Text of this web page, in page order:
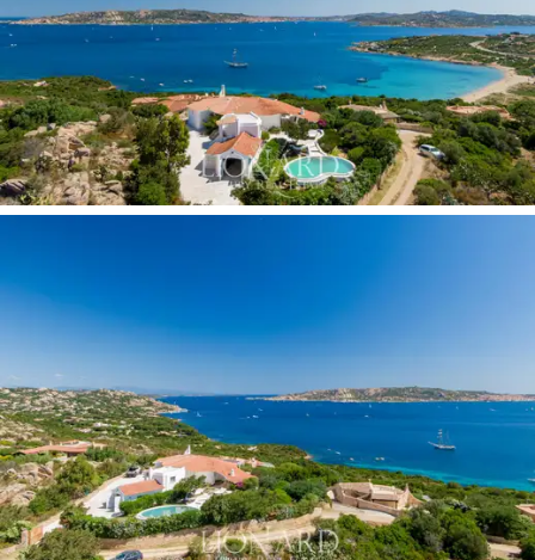
Construida según el gusto local tradicional, la estructura
recuerda en el estilo arquitectónico las construcciones
más bellas de Porto Rafael. En sus 300 metros
cuadrados interiores, el gran salón representa el
verdadero corazón palpitante, con grandes ventanales
comedor y la cocina. La zona de noche incluye tres
dormitorios con baños en suite, así como otra
habitación, actualmente utilizada como despensa con
garaje, que debido a su acceso independiente desde el
exterior es muy adecuada para albergar una suite con
baño.